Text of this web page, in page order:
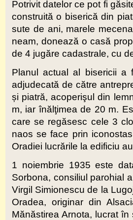
Potrivit datelor ce pot fi
construită o biserică din
sute de ani, marele
neam, donează o casă
de 4 jugăre cadastrale, cu
Planul actual al bisericii a
adjudecată de către
și piatră, acoperişul din
m, iar înălţimea de 20 m.
care se regăsesc cele 3
naos se face prin
Oradiei lucrările la edificiu
1 noiembrie 1935 este
Sorbona, consiliul parohial
Virgil Simionescu de la
Oradea, originar din
Mănăstirea Arnota, lucrat